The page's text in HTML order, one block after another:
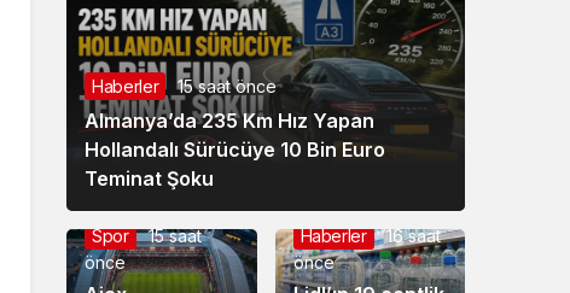
Kaçakçılığı
Ortaya Çıkardı”
0-0
Haberler 15 saat önce
Almanya’da 235 Km Hız Yapan
Hollandalı Sürücüye 10 Bin Euro
Teminat Şoku
Spor
15 saat
önce
Haberler
16 saat
önce